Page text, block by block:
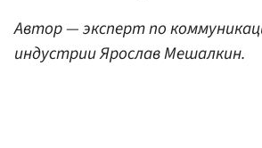
Автор — эксперт по
индустрии Ярослав Мешалкин.